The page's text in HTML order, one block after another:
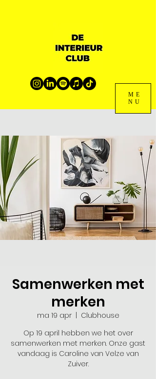
ME
NU
Samenwerken met
merken
ma 19 apr
  |
Clubhouse
Op 19 april hebben we het over
samenwerken met merken. Onze gast
vandaag is Caroline van Velze van
Zuiver.